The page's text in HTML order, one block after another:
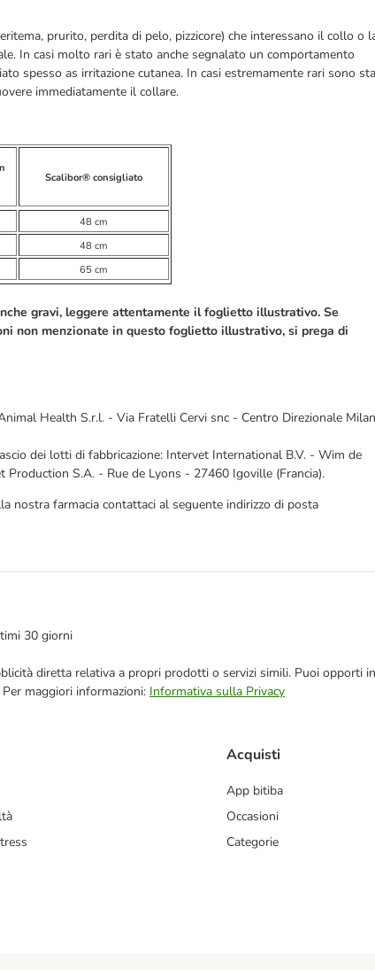
prurito, perdita di pelo, pizzicore) che interessano il collo o
In casi molto rari è stato anche segnalato un comportamento
spesso as irritazione cutanea. In casi estremamente rari sono
immediatamente il collare.
Scalibor® consigliato
48 cm
48 cm
65 cm
gravi, leggere attentamente il foglietto illustrativo. Se
non menzionate in questo foglietto illustrativo, si prega di
Health S.r.l. - Via Fratelli Cervi snc - Centro Direzionale
dei lotti di fabbricazione: Intervet International B.V. - Wim de
S.A. - Rue de Lyons - 27460 Igoville (Francia).
nostra farmacia contattaci al seguente indirizzo di posta
30 giorni
diretta relativa a propri prodotti o servizi simili. Puoi opporti
maggiori informazioni: Informativa sulla Privacy
Acquisti
App bitiba
Occasioni
Categorie